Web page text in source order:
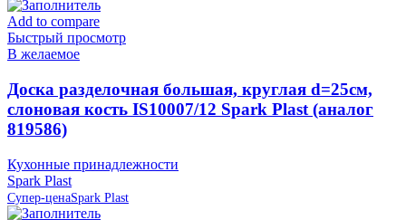
Add to compare
Быстрый просмотр
В желаемое
Доска разделочная большая, круглая d=25см,
слоновая кость IS10007/12 Spark Plast (аналог
819586)
Кухонные принадлежности
Spark Plast
Супер-ценаSpark Plast